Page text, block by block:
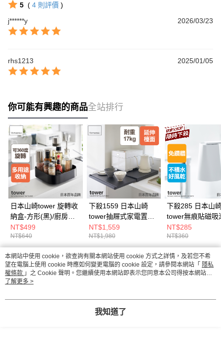
5 ( 4 則評價 )
j******y
2026/03/23
rhs1213 2025/01/05
你可能有興趣的商品全站排行
日本山崎tower 旋轉收
納盒-方形(黑)/廚房收
納盒/調味料架/廚房收
納
NT$499
NT$640
下殺1559 日本山崎
tower抽屜式家電置物
架(黑)/電器架/廚房收
納架/廚房收納
NT$1,559
NT$1,980
下殺285 日本山
tower無痕貼磁吸
杯(白)/牙刷杯架/
用品/衛浴用品
NT$285
NT$360
熱門標籤
本網站中使用 cookie，欲查詢有關本網站使用 cookie 方式之詳情，及若您不希
望在電腦上使用 cookie 時應如何變更電腦的 cookie 設定，請參閱本網站「 隱私
權條款 」之 Cookie 聲明。您繼續使用本網站即表示您同意本公司得按本網站使
用條款之 Cookie 聲明使用 cookie。
了解更多 >
我知道了